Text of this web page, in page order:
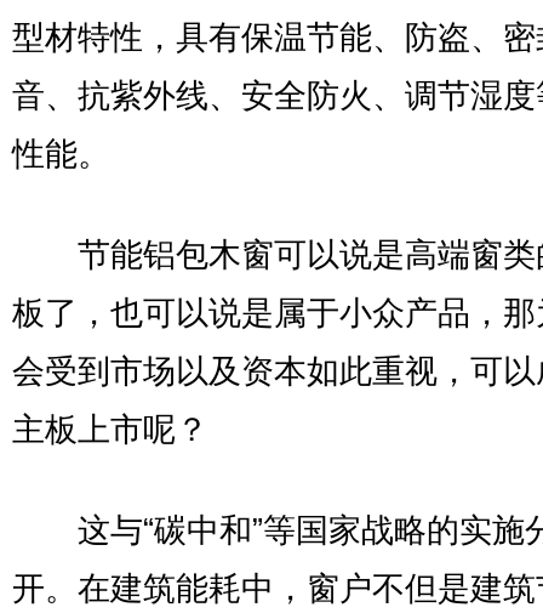
型材特性，具有保温节能、防盗、
音、抗紫外线、安全防火、调节湿
性能。
节能铝包木窗可以说是高端窗类
板了，也可以说是属于小众产品，
会受到市场以及资本如此重视，可
主板上市呢？
这与“碳中和”等国家战略的实施
开。在建筑能耗中，窗户不但是建